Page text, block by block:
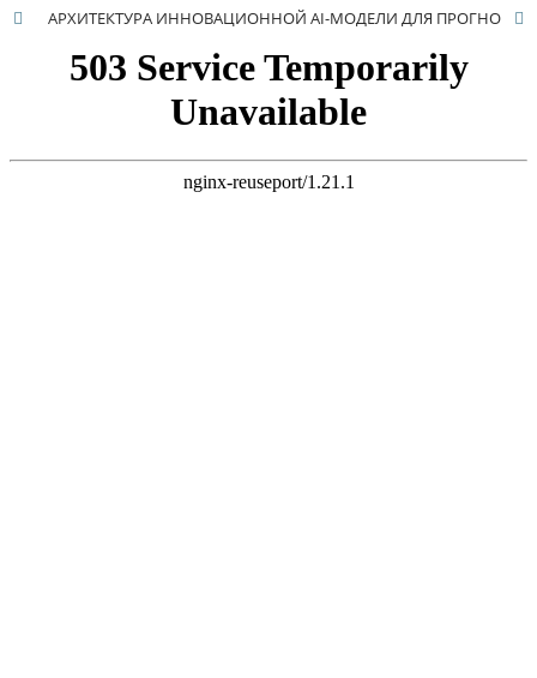
АРХИТЕКТУРА ИННОВАЦИОННОЙ AI-МОДЕЛИ ДЛЯ ПРОГНОЗИРОВАНИЯ ВРЕМЕННОГО РЯДА ФЬЮЧЕРСА SIU0 С ИСПОЛЬЗОВАНИЕМ ВЕКТОРИЗОВАННЫХ НОВОСТЕЙ С WEB-САЙТОВ В УСЛОВИЯХ ЦИФРОВИЗАЦИИ ЭКОНОМИКИ